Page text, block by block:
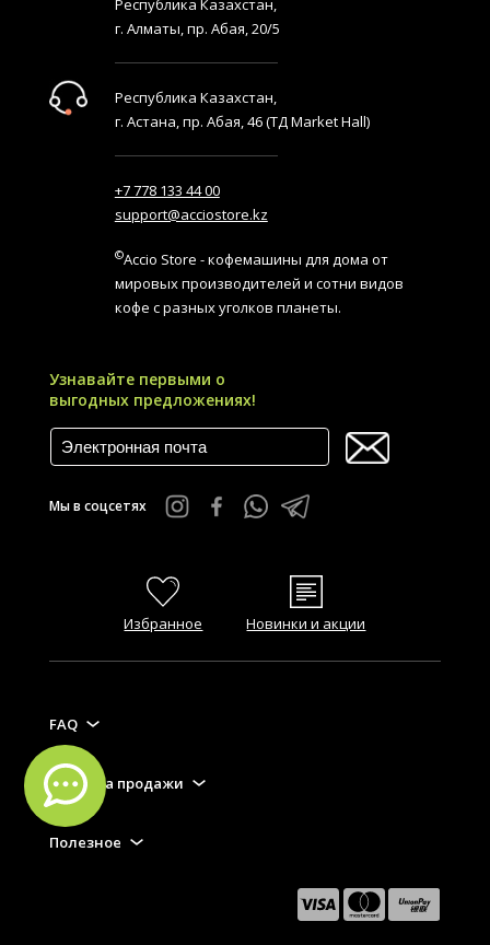
Республика Казахстан,
г. Алматы, пр. Абая, 20/5
Республика Казахстан,
г. Астана, пр. Абая, 46 (ТД Market Hall)
+7 778 133 44 00
support@acciostore.kz
©Accio Store - кофемашины для дома от
мировых производителей и сотни видов
кофе с разных уголков планеты.
Узнавайте первыми о
выгодных предложениях!
Мы в соцсетях
Избранное Новинки и акции
FAQ
Правила продажи
Полезное